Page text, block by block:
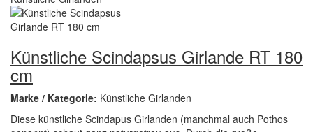
Künstliche Scindapsus Girlande RT 180
cm
Marke / Kategorie: Künstliche Girlanden
Diese künstliche Scindapus Girlanden (manchmal auch Pothos